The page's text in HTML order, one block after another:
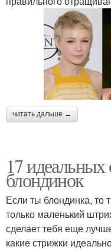
Стрижка а-ля
Стрижка а-ля паж
читать дальше →
17
блондинок
Если ты блондинка, то
только маленький
сделает тебя еще
какие стрижки